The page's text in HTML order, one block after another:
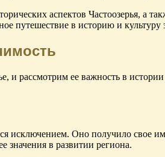
аспектов Частоозерья, а
путешествие в историю и культуру
рассмотрим ее важность в
исключением. Оно получило свое
значения в развитии региона.